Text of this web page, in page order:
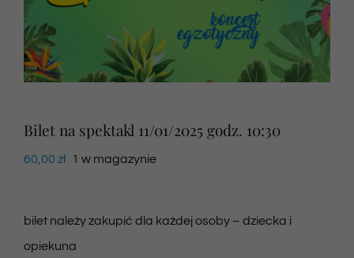
Newsletter
Kontakt
Bilet na spektakl 11/01/2025 godz. 10:30
60,00 zł 1 w magazynie
bilet należy zakupić dla każdej osoby – dziecka i
opiekuna